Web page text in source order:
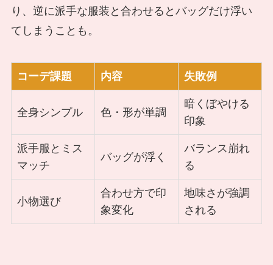
り、逆に派手な服装と合わせるとバッグだけ浮い
てしまうことも。
コーデ課題 内容 失敗例
全身シンプル 色・形が単調
暗くぼやける
印象
派手服とミス
マッチ
バッグが浮く
バランス崩れ
る
小物選び
合わせ方で印
象変化
地味さが強調
される